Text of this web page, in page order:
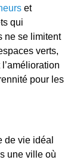
et
qui
ne se limitent
verts,
pour les
de vie idéal
une ville où